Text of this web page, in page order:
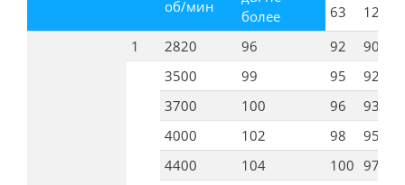
об/мин
более
63 125
1 2820 96 92 90
3500 99 95 92
3700
100 96 93
4000
102 98 95
4400
104 100 97